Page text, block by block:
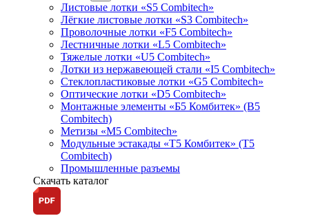
Листовые лотки «S5 Combitech»
Лёгкие листовые лотки «S3 Combitech»
Проволочные лотки «F5 Combitech»
Лестничные лотки «L5 Combitech»
Тяжелые лотки «U5 Combitech»
Лотки из нержавеющей стали «I5 Combitech»
Стеклопластиковые лотки «G5 Combitech»
Оптические лотки «D5 Combitech»
Монтажные элементы «Б5 Комбитек» (B5
Combitech)
Метизы «M5 Combitech»
Модульные эстакады «Т5 Комбитек» (T5
Combitech)
Промышленные разъемы
Скачать каталог